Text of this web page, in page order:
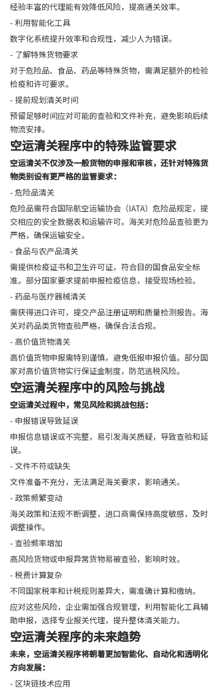
经验丰富的代理能有效降低风险，提高通关效率。
- 利用智能化工具
数字化系统提升效率和合规性，减少人为错误。
- 了解特殊货物要求
对于危险品、食品、药品等特殊货物，需满足额外的检验
检疫和许可要求。
- 提前规划清关时间
预留足够时间应对可能的查验和文件补充，避免影响后续
物流安排。
空运清关程序中的特殊监管要求
空运清关不仅涉及一般货物的申报和审核，还针对特殊货
物类别设有更严格的监管要求：
- 危险品清关
危险品需符合国际航空运输协会（IATA）危险品规定，提
交相应的安全数据表和运输许可。海关对危险品查验更为
严格，确保运输安全。
- 食品与农产品清关
需提供检疫证书和卫生许可证，符合目的国食品安全标
准。部分国家要求提前申报检疫信息，接受现场检验。
- 药品与医疗器械清关
需获得进口许可，提交产品注册证明和质量检测报告。海
关对药品类货物查验严格，确保合法合规。
- 高价值货物清关
高价值货物申报需特别谨慎，避免低报申报价值。部分国
家对高价值货物实行保证金制度，防范逃税风险。
空运清关程序中的风险与挑战
空运清关过程中，常见风险和挑战包括：
- 申报错误导致延误
申报信息错误或不完整，易引发海关质疑，导致查验和延
误。
- 文件不符或缺失
文件准备不充分，无法满足海关要求，影响通关。
- 政策频繁变动
海关政策和法规不断调整，进口商需保持高度敏感，及时
调整操作。
- 查验频率增加
高风险货物或申报异常货物易被查验，影响时效。
- 税费计算复杂
不同国家税率和计税规则差异大，需准确计算和缴纳。
应对这些风险，企业需加强合规管理，利用智能化工具辅
助申报，选择专业报关代理，提升整体清关能力。
空运清关程序的未来趋势
未来，空运清关程序将朝着更加智能化、自动化和透明化
方向发展：
- 区块链技术应用